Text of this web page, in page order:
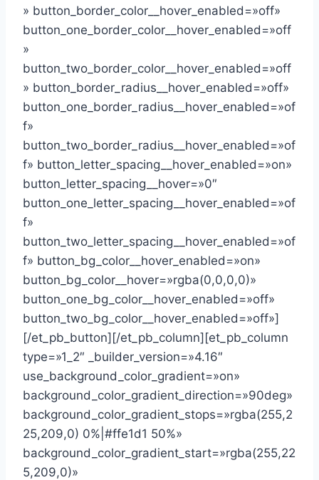
» button_border_color__hover_enabled=»off»
button_one_border_color__hover_enabled=»off
»
button_two_border_color__hover_enabled=»off
» button_border_radius__hover_enabled=»off»
button_one_border_radius__hover_enabled=»of
f»
button_two_border_radius__hover_enabled=»of
f» button_letter_spacing__hover_enabled=»on»
button_letter_spacing__hover=»0″
button_one_letter_spacing__hover_enabled=»of
f»
button_two_letter_spacing__hover_enabled=»of
f» button_bg_color__hover_enabled=»on»
button_bg_color__hover=»rgba(0,0,0,0)»
button_one_bg_color__hover_enabled=»off»
button_two_bg_color__hover_enabled=»off»]
[/et_pb_button][/et_pb_column][et_pb_column
type=»1_2″ _builder_version=»4.16″
use_background_color_gradient=»on»
background_color_gradient_direction=»90deg»
background_color_gradient_stops=»rgba(255,2
25,209,0) 0%|#ffe1d1 50%»
background_color_gradient_start=»rgba(255,22
5,209,0)»